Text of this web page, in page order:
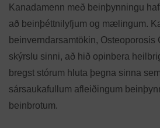
Kanadamenn með beinþynningu
að beinþéttnilyfjum og mælingum.
beinverndarsamtökin, Osteoporosis
skýrslu sinni, að hið opinbera
bregst stórum hluta þegna sinna
sársaukafullum afleiðingum
beinbrotum.